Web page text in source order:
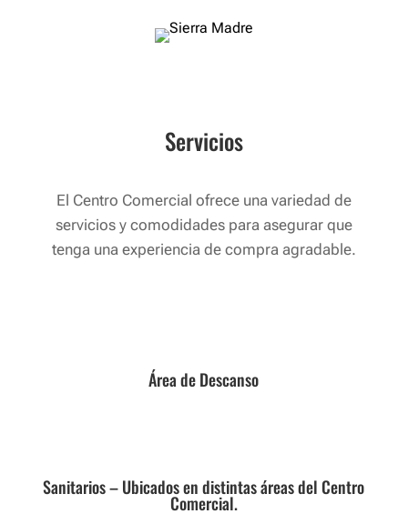
Servicios
El Centro Comercial ofrece una variedad de
servicios y comodidades para asegurar que
tenga una experiencia de compra agradable.
Área de Descanso
Sanitarios – Ubicados en distintas áreas del Centro
Comercial.